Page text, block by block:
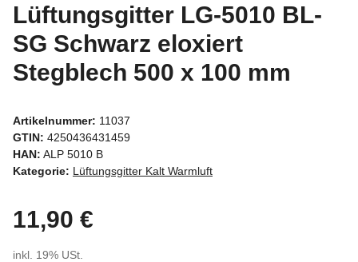
Lüftungsgitter LG-5010 BL-
SG Schwarz eloxiert
Stegblech 500 x 100 mm
Artikelnummer: 11037
GTIN: 4250436431459
HAN: ALP 5010 B
Kategorie: Lüftungsgitter Kalt Warmluft
11,90 €
inkl. 19% USt.